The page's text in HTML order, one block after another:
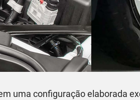
uma configuração elaborada